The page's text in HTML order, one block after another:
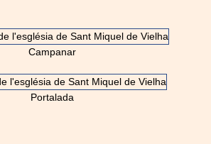
Campanar
Portalada